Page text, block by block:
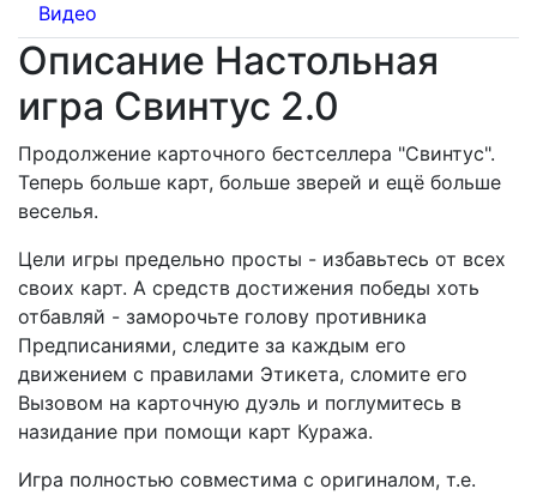
Видео
Описание Настольная
игра Свинтус 2.0
Продолжение карточного бестселлера "Свинтус".
Теперь больше карт, больше зверей и ещё больше
веселья.
Цели игры предельно просты - избавьтесь от всех
своих карт. А средств достижения победы хоть
отбавляй - заморочьте голову противника
Предписаниями, следите за каждым его
движением с правилами Этикета, сломите его
Вызовом на карточную дуэль и поглумитесь в
назидание при помощи карт Куража.
Игра полностью совместима с оригиналом, т.е.